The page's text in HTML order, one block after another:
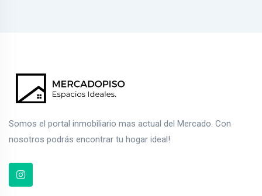
Somos el portal inmobiliario mas actual del Mercado. Con
nosotros podrás encontrar tu hogar ideal!